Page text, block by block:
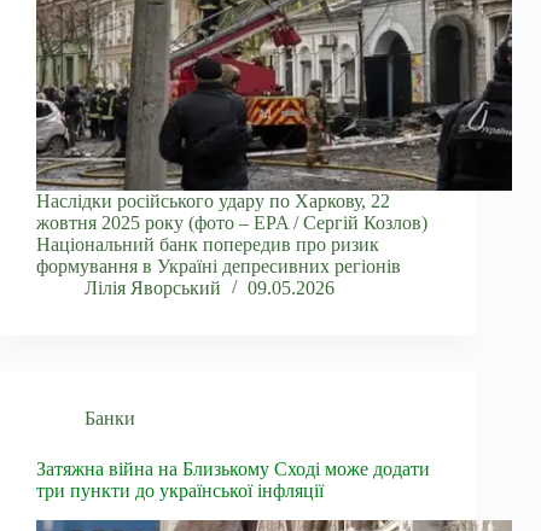
Наслідки російського удару по Харкову, 22
жовтня 2025 року (фото – EPA / Сергій Козлов)
Національний банк попередив про ризик
формування в Україні депресивних регіонів
Лілія Яворський
09.05.2026
Банки
Затяжна війна на Близькому Сході може додати
три пункти до української інфляції